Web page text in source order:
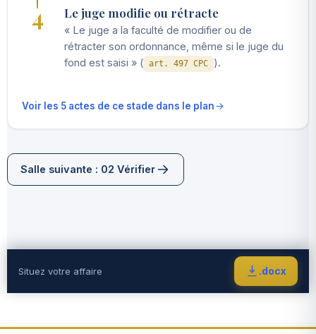
4 Le juge modifie ou rétracte
« Le juge a la faculté de modifier ou de
rétracter son ordonnance, même si le juge du
fond est saisi » ( art. 497 CPC ).
Voir les 5 actes de ce stade dans le plan
Salle suivante : 02 Vérifier
Situez votre affaire .docx